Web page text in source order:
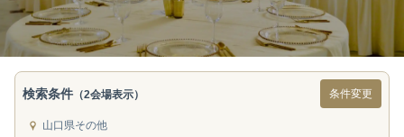
検索条件 （2会場表示） 条件変更
山口県その他